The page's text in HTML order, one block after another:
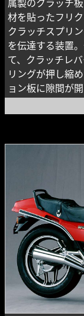
材を貼ったフリ
クラッチスプリ
を伝達する装置
て、クラッチレ
リングが押し縮
ョン板に隙間が